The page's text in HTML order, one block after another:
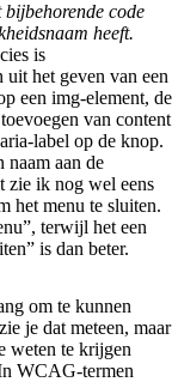
bijbehorende code
heeft.
is
uit het geven van een
een img-element, de
van content
label op de knop.
naam aan de
zie ik nog wel eens
het menu te sluiten.
terwijl het een
is dan beter.
om te kunnen
je dat meteen, maar
weten te krijgen
WCAG-termen